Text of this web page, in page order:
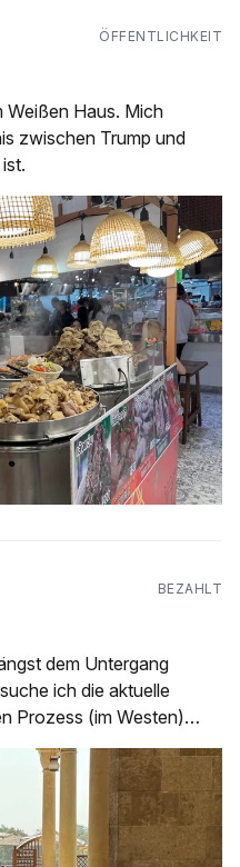
ÖFFENTLICHKEIT
Weißen Haus. Mich
zwischen Trump und
BEZAHLT
dem Untergang
ich die aktuelle
Prozess (im Westen)